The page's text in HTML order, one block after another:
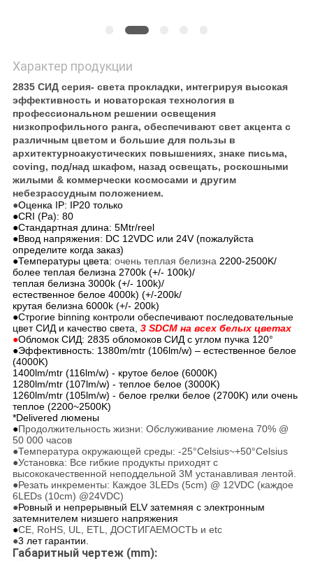
Характер продукции
2835 СИД серия- света прокладки, интегрируя высокая
эффективность и новаторская технология в
профессиональном решении освещения
низкопрофильного ранга, обеспечивают свет акцента с
различным цветом и большие для пользы в
архитектурноакустических повышениях, знаке письма,
coving, под/над шкафом, назад освещать, роскошными
жилыми & коммерчески космосами и другим
небезрассудным положением.
●Оценка IP: IP20 только
●CRI (Ра): 80
●Стандартная длина: 5Mtr/reel
●Ввод напряжения: DC 12VDC или 24V (пожалуйста
определите когда заказ)
●Температуры цвета: очень теплая белизна 2200-2500K/
более теплая белизна 2700k (+/- 100k)/
теплая белизна 3000k (+/- 100k)/
естественное белое 4000k) (+/-200k/
крутая белизна 6000k (+/- 200k)
●Строгие binning контроли обеспечивают последовательные
цвет СИД и качество света, 3 SDCM на всех белых цветах
●Обломок СИД: 2835 обломоков СИД с углом пучка 120°
●Эффективность: 1380m/mtr (106lm/w) – естественное белое
(4000K)
1400lm/mtr (116lm/w) - крутое белое (6000K)
1280lm/mtr (107lm/w) - теплое белое (3000K)
1260lm/mtr (105lm/w) - белое грелки белое (2700K) или очень
теплое (2200~2500K)
*Delivered люмены
●Продолжительность жизни: Обслуживание люмена 70% @
50 000 часов
●Температура окружающей среды: -25°Celsius~+50°Celsius
●Установка: Все гибкие продукты приходят с
высококачественной неподдельной 3M устанавливая лентой.
●Резать инкременты: Каждое 3LEDs (5cm) @ 12VDC (каждое
6LEDs (10cm) @24VDC)
●Ровный и непрерывный ELV затемняя с электронным
затемнителем низшего напряжения
●CE, RoHS, UL, ETL, ДОСТИГАЕМОСТЬ и etc
●3 лет гарантии.
Габаритный чертеж (mm):